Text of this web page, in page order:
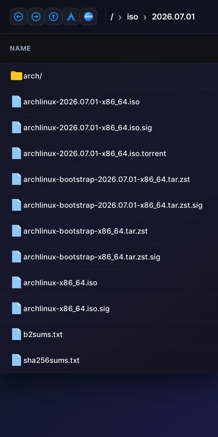
/ › iso › 2026.07.01
NAME
arch/
archlinux-2026.07.01-x86_64.iso
archlinux-2026.07.01-x86_64.iso.sig
archlinux-2026.07.01-x86_64.iso.torrent
archlinux-bootstrap-2026.07.01-x86_64.tar.zst
archlinux-bootstrap-2026.07.01-x86_64.tar.zst.sig
archlinux-bootstrap-x86_64.tar.zst
archlinux-bootstrap-x86_64.tar.zst.sig
archlinux-x86_64.iso
archlinux-x86_64.iso.sig
b2sums.txt
sha256sums.txt